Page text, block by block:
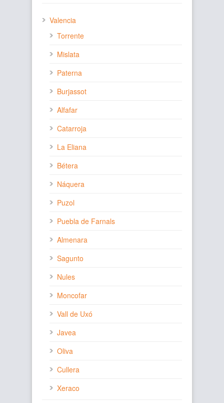
Valencia
Torrente
Mislata
Paterna
Burjassot
Alfafar
Catarroja
La Eliana
Bétera
Náquera
Puzol
Puebla de Farnals
Almenara
Sagunto
Nules
Moncofar
Vall de Uxó
Javea
Oliva
Cullera
Xeraco